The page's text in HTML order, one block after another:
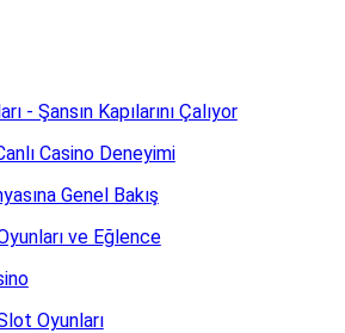
- Şansın Kapılarını Çalıyor
Casino Deneyimi
Genel Bakış
ve Eğlence
Oyunları